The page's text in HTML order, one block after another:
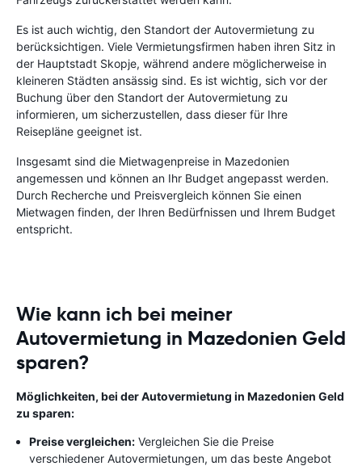
Es ist auch wichtig, den Standort der Autovermietung zu
berücksichtigen. Viele Vermietungsfirmen haben ihren Sitz in
der Hauptstadt Skopje, während andere möglicherweise in
kleineren Städten ansässig sind. Es ist wichtig, sich vor der
Buchung über den Standort der Autovermietung zu
informieren, um sicherzustellen, dass dieser für Ihre
Reisepläne geeignet ist.
Insgesamt sind die Mietwagenpreise in Mazedonien
angemessen und können an Ihr Budget angepasst werden.
Durch Recherche und Preisvergleich können Sie einen
Mietwagen finden, der Ihren Bedürfnissen und Ihrem Budget
entspricht.
Wie kann ich bei meiner
Autovermietung in Mazedonien Geld
sparen?
Möglichkeiten, bei der Autovermietung in Mazedonien Geld
zu sparen:
Preise vergleichen: Vergleichen Sie die Preise
verschiedener Autovermietungen, um das beste Angebot